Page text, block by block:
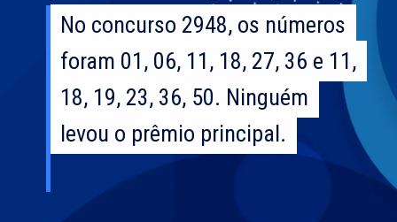
No concurso 2948, os números
foram 01, 06, 11, 18, 27, 36 e 11,
18, 19, 23, 36, 50. Ninguém
levou o prêmio principal.
No concurso 2948, os números
foram 01, 06, 11, 18, 27, 36 e 11,
18, 19, 23, 36, 50. Ninguém
levou o prêmio principal.